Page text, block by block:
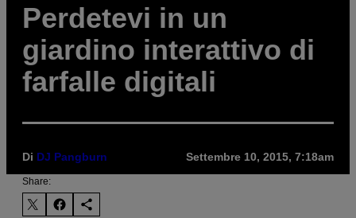
Perdetevi in un
giardino interattivo di
farfalle digitali
Di DJ Pangburn Settembre 10, 2015, 7:18am
Share: